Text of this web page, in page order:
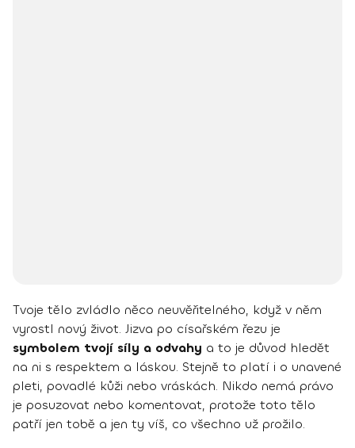
Tvoje tělo zvládlo něco neuvěřitelného, když v něm
vyrostl nový život. Jizva po císařském řezu je
symbolem tvojí síly a odvahy a to je důvod hledět
na ni s respektem a láskou. Stejně to platí i o unavené
pleti, povadlé kůži nebo vráskách. Nikdo nemá právo
je posuzovat nebo komentovat, protože toto tělo
patří jen tobě a jen ty víš, co všechno už prožilo.